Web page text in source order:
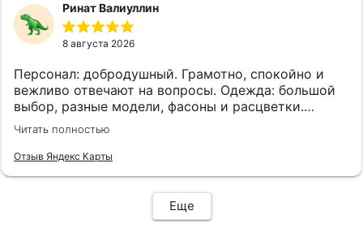
Ринат Валиуллин
8 августа 2026
Персонал: добродушный. Грамотно, спокойно и
вежливо отвечают на вопросы. Одежда: большой
выбор, разные модели, фасоны и расцветки.
Товары качественные. Помещение большое, есть
несколько удобных примерочных, для
сопровождающих есть кресла.
Читать полностью
Отзыв Яндекс Карты
Еще